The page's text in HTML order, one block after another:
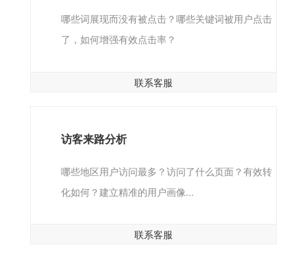
哪些词展现而没有被点击？哪些关键词被用户点击
了，如何增强有效点击率？
联系客服
访客来路分析
哪些地区用户访问最多？访问了什么页面？有效转
化如何？建立精准的用户画像...
联系客服